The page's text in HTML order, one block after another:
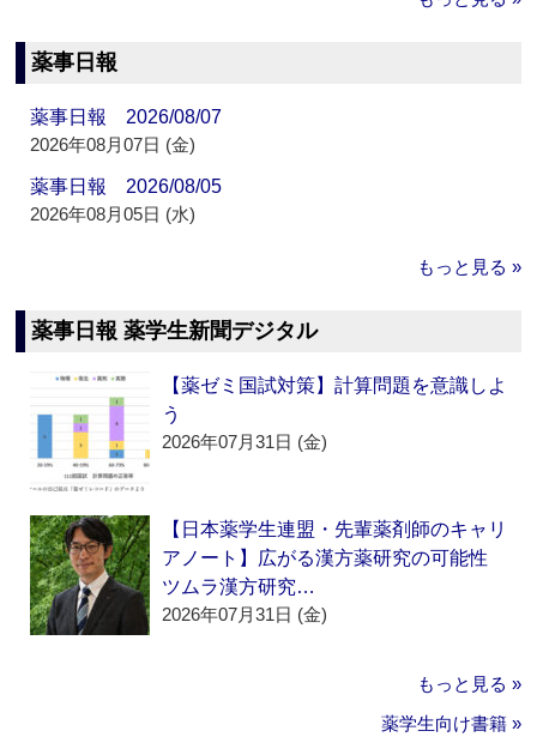
薬事日報
薬事日報 2026/08/07
2026年08月07日 (金)
薬事日報 2026/08/05
2026年08月05日 (水)
もっと見る »
薬事日報 薬学生新聞デジタル
【薬ゼミ国試対策】計算問題を意識しよ
う
2026年07月31日 (金)
【日本薬学生連盟・先輩薬剤師のキャリ
アノート】広がる漢方薬研究の可能性
ツムラ漢方研究…
2026年07月31日 (金)
もっと見る »
薬学生向け書籍 »